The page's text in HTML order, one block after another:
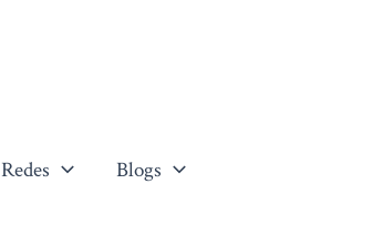
Redes Blogs